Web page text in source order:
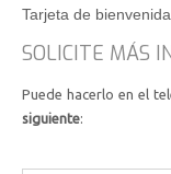
Tarjeta de bienvenida
SOLICITE MÁS
Puede hacerlo en el
siguiente: